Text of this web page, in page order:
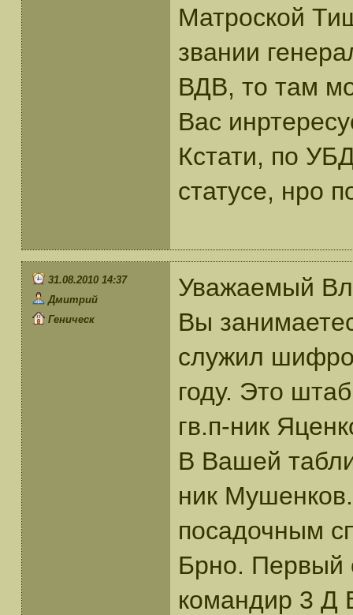
Матроской
звании
ВДВ, то там
Вас
Кстати, по
статусе, нро
31.08.2010 14:37
Дмитрий
Геническ
Уважаемый
Вы
служил
году. Это
гв.п-ник
В Вашей
ник
посадочным
Брно. Первый
командир 3 Д